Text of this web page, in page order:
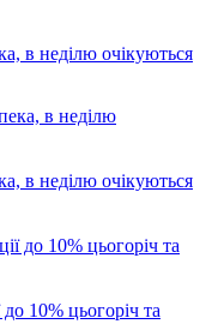
в неділю очікуються
в неділю очікуються
10% цьогоріч та